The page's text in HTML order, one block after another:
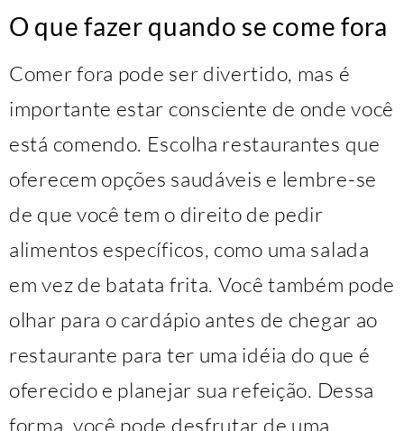
O que fazer quando se come fora
Comer fora pode ser divertido, mas é
importante estar consciente de onde você
está comendo. Escolha restaurantes que
oferecem opções saudáveis e lembre-se
de que você tem o direito de pedir
alimentos específicos, como uma salada
em vez de batata frita. Você também pode
olhar para o cardápio antes de chegar ao
restaurante para ter uma idéia do que é
oferecido e planejar sua refeição. Dessa
forma, você pode desfrutar de uma